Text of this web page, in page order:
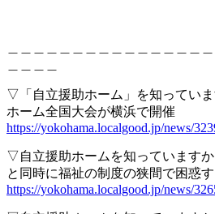
最近のコメント
表示できるコメントはありません。
アーカイブ